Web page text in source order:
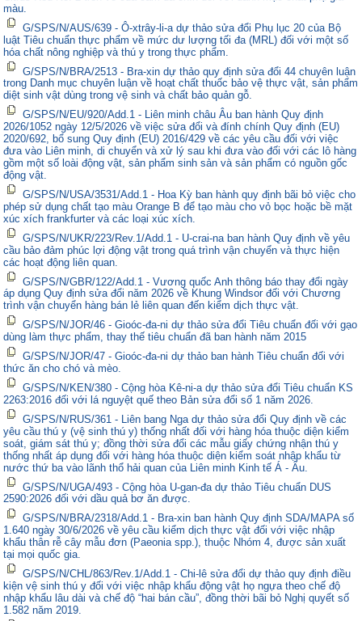
màu.
G/SPS/N/AUS/639 - Ô-xtrây-li-a dự thảo sửa đổi Phụ lục 20 của Bộ
luật Tiêu chuẩn thực phẩm về mức dư lượng tối đa (MRL) đối với một số
hóa chất nông nghiệp và thú y trong thực phẩm.
G/SPS/N/BRA/2513 - Bra-xin dự thảo quy định sửa đổi 44 chuyên luận
trong Danh mục chuyên luận về hoạt chất thuốc bảo vệ thực vật, sản phẩm
diệt sinh vật dùng trong vệ sinh và chất bảo quản gỗ.
G/SPS/N/EU/920/Add.1 - Liên minh châu Âu ban hành Quy định
2026/1052 ngày 12/5/2026 về việc sửa đổi và đính chính Quy định (EU)
2020/692, bổ sung Quy định (EU) 2016/429 về các yêu cầu đối với việc
đưa vào Liên minh, di chuyển và xử lý sau khi đưa vào đối với các lô hàng
gồm một số loài động vật, sản phẩm sinh sản và sản phẩm có nguồn gốc
động vật.
G/SPS/N/USA/3531/Add.1 - Hoa Kỳ ban hành quy định bãi bỏ việc cho
phép sử dụng chất tạo màu Orange B để tạo màu cho vỏ bọc hoặc bề mặt
xúc xích frankfurter và các loại xúc xích.
G/SPS/N/UKR/223/Rev.1/Add.1 - U-crai-na ban hành Quy định về yêu
cầu bảo đảm phúc lợi động vật trong quá trình vận chuyển và thực hiện
các hoạt động liên quan.
G/SPS/N/GBR/122/Add.1 - Vương quốc Anh thông báo thay đổi ngày
áp dụng Quy định sửa đổi năm 2026 về Khung Windsor đối với Chương
trình vận chuyển hàng bán lẻ liên quan đến kiểm dịch thực vật.
G/SPS/N/JOR/46 - Gioóc-đa-ni dự thảo sửa đổi Tiêu chuẩn đối với gạo
dùng làm thực phẩm, thay thế tiêu chuẩn đã ban hành năm 2015
G/SPS/N/JOR/47 - Gioóc-đa-ni dự thảo ban hành Tiêu chuẩn đối với
thức ăn cho chó và mèo.
G/SPS/N/KEN/380 - Cộng hòa Kê-ni-a dự thảo sửa đổi Tiêu chuẩn KS
2263:2016 đối với lá nguyệt quế theo Bản sửa đổi số 1 năm 2026.
G/SPS/N/RUS/361 - Liên bang Nga dự thảo sửa đổi Quy định về các
yêu cầu thú y (vệ sinh thú y) thống nhất đối với hàng hóa thuộc diện kiểm
soát, giám sát thú y; đồng thời sửa đổi các mẫu giấy chứng nhận thú y
thống nhất áp dụng đối với hàng hóa thuộc diện kiểm soát nhập khẩu từ
nước thứ ba vào lãnh thổ hải quan của Liên minh Kinh tế Á - Âu.
G/SPS/N/UGA/493 - Cộng hòa U-gan-đa dự thảo Tiêu chuẩn DUS
2590:2026 đối với dầu quả bơ ăn được.
G/SPS/N/BRA/2318/Add.1 - Bra-xin ban hành Quy định SDA/MAPA số
1.640 ngày 30/6/2026 về yêu cầu kiểm dịch thực vật đối với việc nhập
khẩu thân rễ cây mẫu đơn (Paeonia spp.), thuộc Nhóm 4, được sản xuất
tại mọi quốc gia.
G/SPS/N/CHL/863/Rev.1/Add.1 - Chi-lê sửa đổi dự thảo quy định điều
kiện vệ sinh thú y đối với việc nhập khẩu động vật họ ngựa theo chế độ
nhập khẩu lâu dài và chế độ “hai bán cầu”, đồng thời bãi bỏ Nghị quyết số
1.582 năm 2019.